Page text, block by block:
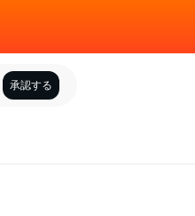
承認する